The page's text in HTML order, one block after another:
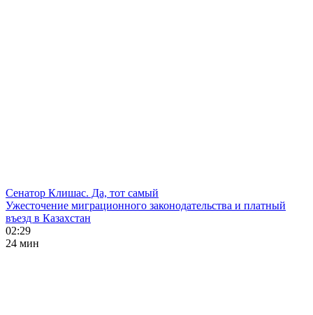
Сенатор Клишас. Да, тот самый
Ужесточение миграционного законодательства и платный
въезд в Казахстан
02:29
24 мин